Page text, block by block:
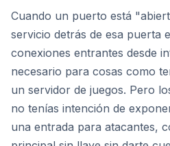
Cuando un puerto está
servicio detrás de esa puerta
conexiones entrantes desde
necesario para cosas como
un servidor de juegos. Pero
no tenías intención de
una entrada para atacantes,